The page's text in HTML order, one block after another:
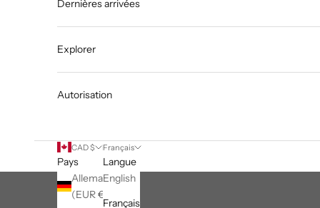
Dernières arrivées
Explorer
Autorisation
CAD $
Pays
Allemagne
(EUR €)
Français
Langue
English
Français